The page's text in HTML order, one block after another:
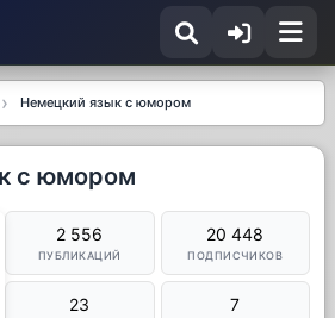
Немецкий язык с юмором
с юмором
2 556
ПУБЛИКАЦИЙ
20 448
ПОДПИСЧИКОВ
23 7